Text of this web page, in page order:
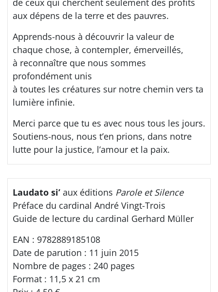
de ceux qui cherchent seulement des profits
aux dépens de la terre et des pauvres.
Apprends-nous à découvrir la valeur de
chaque chose, à contempler, émerveillés,
à reconnaître que nous sommes
profondément unis
à toutes les créatures sur notre chemin vers ta
lumière infinie.
Merci parce que tu es avec nous tous les jours.
Soutiens-nous, nous t’en prions, dans notre
lutte pour la justice, l’amour et la paix.
Laudato si’ aux éditions Parole et Silence
Préface du cardinal André Vingt-Trois
Guide de lecture du cardinal Gerhard Müller
EAN : 9782889185108
Date de parution : 11 juin 2015
Nombre de pages : 240 pages
Format : 11,5 x 21 cm